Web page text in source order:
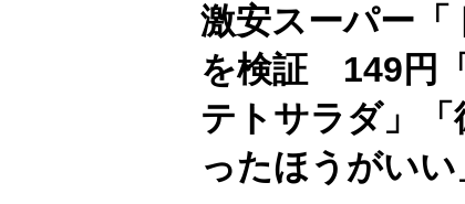
激安スーパー
を検証 149円
テトサラダ」
ったほうがい